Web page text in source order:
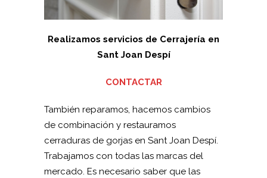
Realizamos servicios de Cerrajería en
Sant Joan Despí
CONTACTAR
También reparamos, hacemos cambios
de combinación y restauramos
cerraduras de gorjas en Sant Joan Despí.
Trabajamos con todas las marcas del
mercado. Es necesario saber que las